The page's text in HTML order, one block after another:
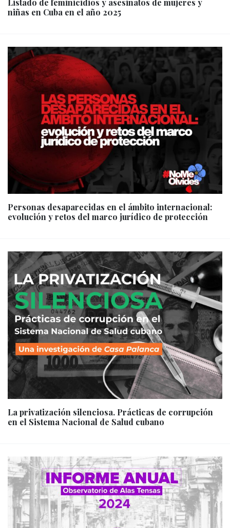
Listado de feminicidios y asesinatos de mujeres y
niñas en Cuba en el año 2025
Personas desaparecidas en el ámbito internacional:
evolución y retos del marco jurídico de protección
La privatización silenciosa. Prácticas de corrupción
en el Sistema Nacional de Salud cubano